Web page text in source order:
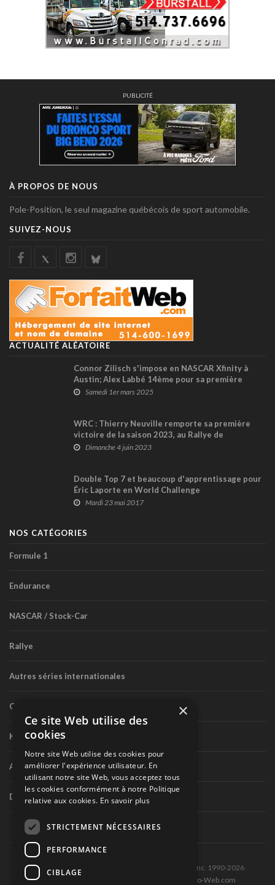
PUBLICITÉ
À PROPOS DE NOUS
Pole-Position, le seul magazine québécois de sport automobile.
SUIVEZ-NOUS
ACTUALITÉ ALÉATOIRE
Connor Zilisch s'impose en NASCAR Xfinity à
Austin; Alex Labbé 14ème pour sa première
course 2025
Samedi 1er mars 2025
WRC : Thierry Neuville remporte sa première
victoire de la saison 2023, au Rallye de
Sardaigne
Dimanche 4 juin 2023
Double Top 7 et beaucoup d'apprentissage pour
Éric Laporte en World Challenge
Mardi 23 mai 2017
NOS CATÉGORIES
Formule 1
Endurance
NASCAR / Stock-Car
Rallye
Autres séries internationales
Circuit routier canadien
Karting
Autres séries nationales
Divers
Tous droits réservés © Les Éditions Pole-Position inc. 1990-2026
Ce site est produit et hébergé par Montréal-Photo-Web.com
×
Ce site Web utilise des
cookies
Notre site Web utilise des cookies pour
améliorer l'expérience utilisateur. En
utilisant notre site Web, vous acceptez tous
les cookies conformément à notre Politique
relative aux cookies. En savoir plus
STRICTEMENT NÉCESSAIRES
PERFORMANCE
CIBLAGE